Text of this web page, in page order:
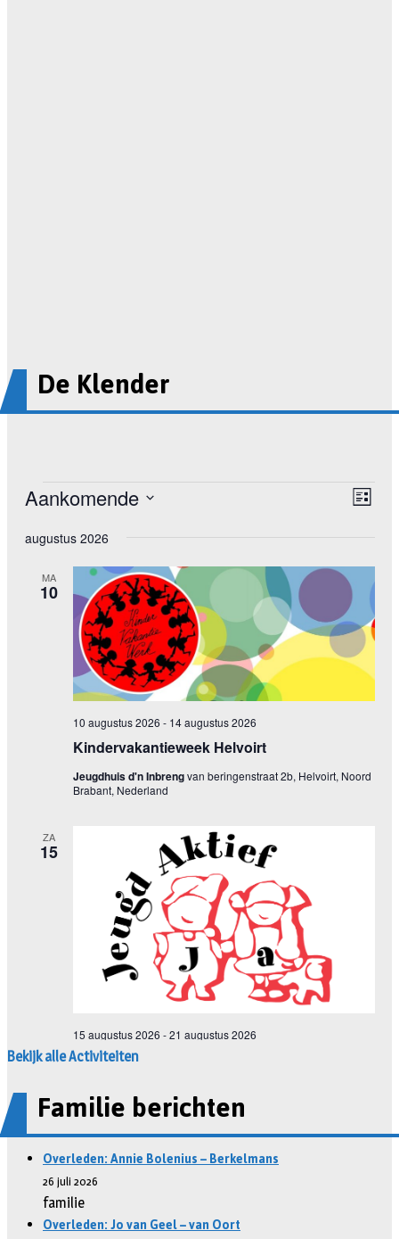
De Klender
Bekijk alle Activiteiten
Familie berichten
Overleden: Annie Bolenius – Berkelmans
26 juli 2026
familie
Overleden: Jo van Geel – van Oort